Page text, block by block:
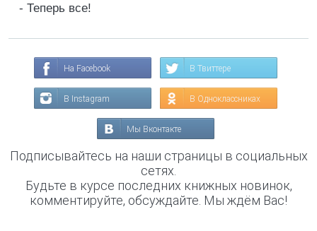
- Теперь все!
На Facebook В Твиттере
В Instagram В Одноклассниках
Мы Вконтакте
Подписывайтесь на наши страницы в социальных
сетях.
Будьте в курсе последних книжных новинок,
комментируйте, обсуждайте. Мы ждём Вас!